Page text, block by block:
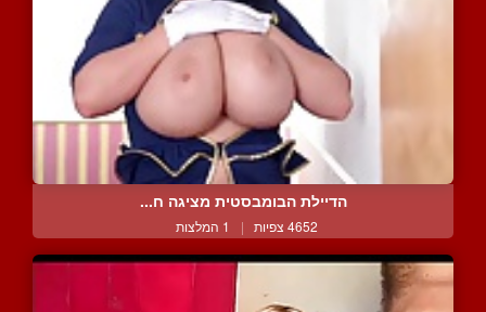
הדיילת הבומבסטית מציגה ח...
4652 צפיות | 1 המלצות